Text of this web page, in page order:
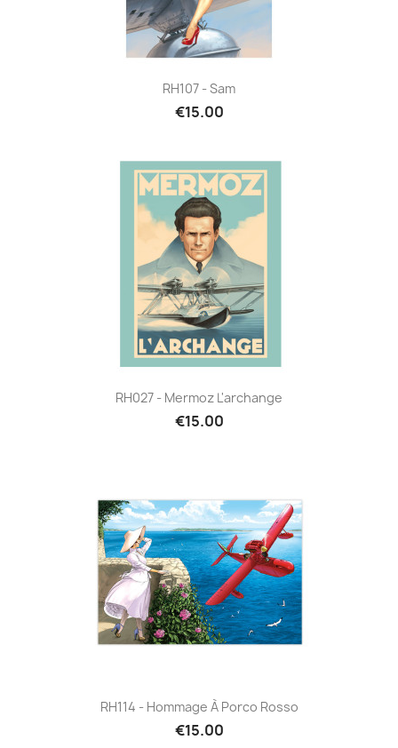
RH107 - Sam
€15.00
RH027 - Mermoz L'archange
€15.00
RH114 - Hommage À Porco Rosso
€15.00